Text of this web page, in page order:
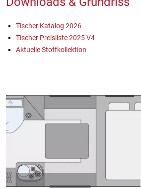
Tischer Katalog 2026
Tischer Preisliste 2025 V4
Aktuelle Stoffkollektion